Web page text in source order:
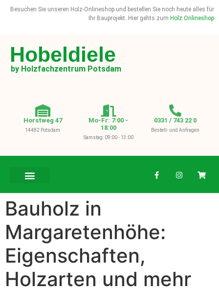
Besuchen Sie unseren Holz-Onlineshop und bestellen Sie noch heute alles für
Ihr Bauprojekt. Hier gehts zum Holz Onlineshop
Hobeldiele
by Holzfachzentrum Potsdam
Horstweg 47
14482 Potsdam
Mo-Fr: 7:00 -
18:00
Samstag: 09:00 - 13:00
0331 / 743 22 0
Bestell- und Anfragen
Bauholz in
Margaretenhöhe:
Eigenschaften,
Holzarten und mehr